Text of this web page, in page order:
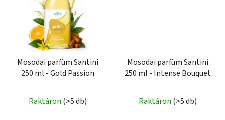
Mosodai parfüm Santini
250 ml - Gold Passion
Raktáron (>5 db)
Mosodai parfüm Santini
250 ml - Intense Bouquet
termék
Raktáron (>5 db)